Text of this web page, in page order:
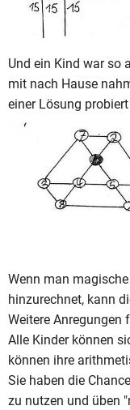
Und ein Kind war so
mit nach Hause
einer Lösung
Wenn man
hinzurechnet, kann
Weitere Anregungen
Alle Kinder können
können ihre
Sie haben die
zu nutzen und üben